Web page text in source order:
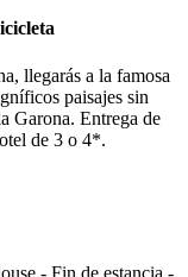
llegarás a la famosa
paisajes sin
Garona. Entrega de
de 3 o 4*.